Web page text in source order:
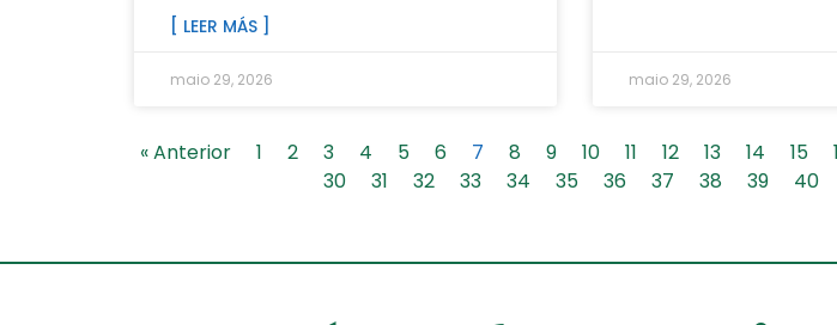
[ LEER MÁS ]
maio 29, 2026 maio 29, 2026
« Anterior 1 2 3 4 5 6 7 8 9 10 11 12 13 14 15
30
31 32 33 34 35 36 37 38 39 40